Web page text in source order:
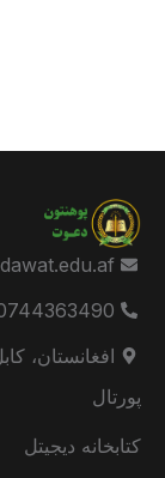
افغانستان،
پورتال
کتابخانه دیجیتل